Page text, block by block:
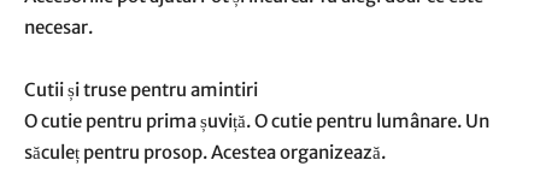
necesar.
Cutii și truse pentru amintiri
O cutie pentru prima șuviță. O cutie pentru lumânare. Un
săculeț pentru prosop. Acestea organizează.